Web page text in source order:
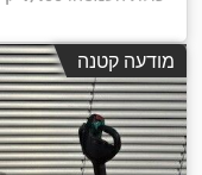
, גודל הצמיג הקדמי:,
מודעה קטנה